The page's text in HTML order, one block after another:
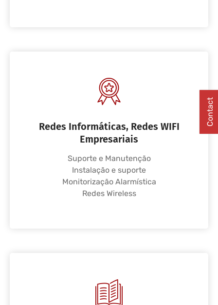
Redes Informáticas, Redes WIFI
Empresariais
Suporte e Manutenção
Instalação e suporte
Monitorização Alarmística
Redes Wireless
Contact